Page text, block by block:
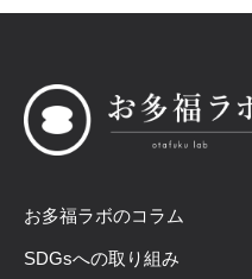
お多福ラボのコラム
SDGsへの取り組み